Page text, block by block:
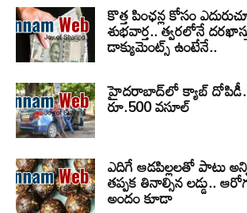
కొత్త పింఛన్ల కోసం
శుభవార్త.. త్వరలోనే
డాక్యుమెంట్స్ ఉంటేనే..
హైదరాబాద్‌లో క్యాబ్‌ దోపిడీ..
రూ.500 వసూల్
ఎదిగే ఆడపిల్లలతో పాటు
తప్పక తినాల్సిన లడ్డు..
అందం కూడా